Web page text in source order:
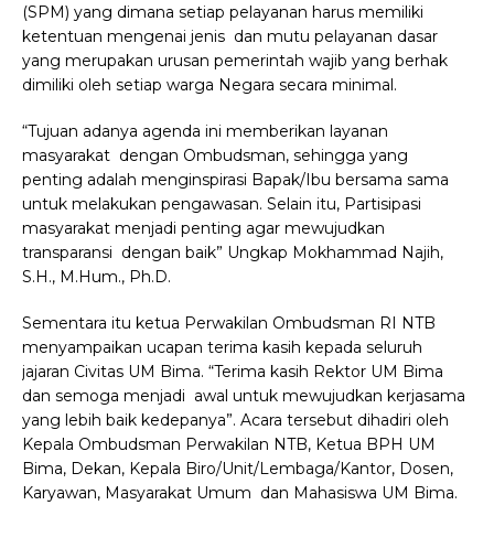
(SPM) yang dimana setiap pelayanan harus memiliki
ketentuan mengenai jenis dan mutu pelayanan dasar
yang merupakan urusan pemerintah wajib yang berhak
dimiliki oleh setiap warga Negara secara minimal.
“Tujuan adanya agenda ini memberikan layanan
masyarakat dengan Ombudsman, sehingga yang
penting adalah menginspirasi Bapak/Ibu bersama sama
untuk melakukan pengawasan. Selain itu, Partisipasi
masyarakat menjadi penting agar mewujudkan
transparansi dengan baik” Ungkap Mokhammad Najih,
S.H., M.Hum., Ph.D.
Sementara itu ketua Perwakilan Ombudsman RI NTB
menyampaikan ucapan terima kasih kepada seluruh
jajaran Civitas UM Bima. “Terima kasih Rektor UM Bima
dan semoga menjadi awal untuk mewujudkan kerjasama
yang lebih baik kedepanya”. Acara tersebut dihadiri oleh
Kepala Ombudsman Perwakilan NTB, Ketua BPH UM
Bima, Dekan, Kepala Biro/Unit/Lembaga/Kantor, Dosen,
Karyawan, Masyarakat Umum dan Mahasiswa UM Bima.